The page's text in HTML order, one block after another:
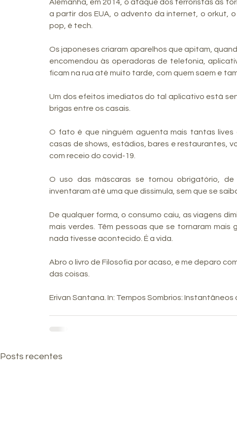
Alemanha, em 2014, o ataque dos terroristas às
a partir dos EUA, o advento da internet, o orkut,
pop, é tech.
Os japoneses criaram aparelhos que apitam,
encomendou às operadoras de telefonia,
ficam na rua até muito tarde, com quem saem e
Um dos efeitos imediatos do tal aplicativo está
brigas entre os casais.
O fato é que ninguém aguenta mais tantas lives
casas de shows, estádios, bares e restaurantes,
com receio do covid-19.
O uso das máscaras se tornou obrigatório,
inventaram até uma que dissimula, sem que se
De qualquer forma, o consumo caiu, as viagens
mais verdes. Têm pessoas que se tornaram
nada tivesse acontecido. É a vida.
Abro o livro de Filosofia por acaso, e me deparo
das coisas.
Erivan Santana. In: Tempos Sombrios: Instantâneos
Posts recentes